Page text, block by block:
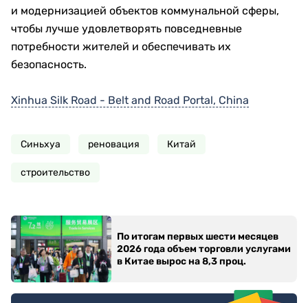
и модернизацией объектов коммунальной сферы,
чтобы лучше удовлетворять повседневные
потребности жителей и обеспечивать их
безопасность.
Xinhua Silk Road - Belt and Road Portal, China
Синьхуа реновация Китай
строительство
По итогам первых шести месяцев
2026 года объем торговли услугами
в Китае вырос на 8,3 проц.